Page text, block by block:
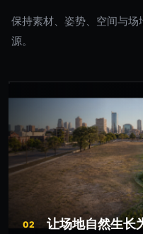
保持素材、姿势、空间与
源。
02 让场地自然生长